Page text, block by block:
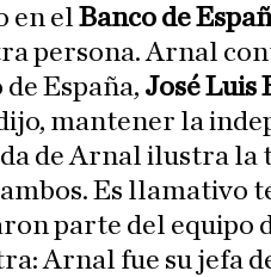
en el Banco de
persona. Arnal
de España, José Luis
mantener la
de Arnal ilustra la
Es llamativo
parte del equipo
Arnal fue su jefa